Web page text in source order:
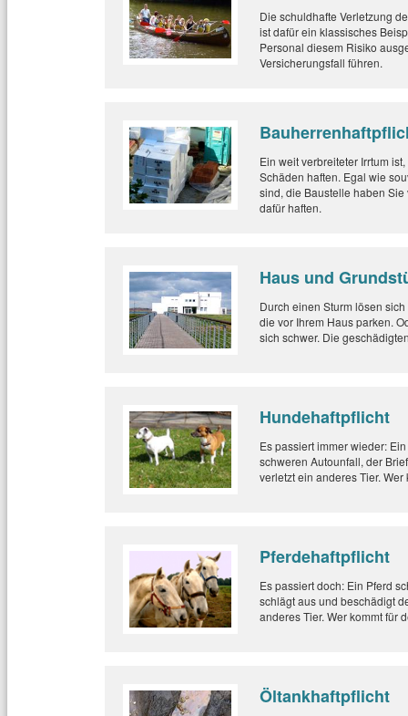
Die schuldhafte Verletzung
ist dafür ein klassisches
Personal diesem Risiko
Versicherungsfall führen.
Ein weit verbreiteter Irrtum
Schäden haften. Egal wie
sind, die Baustelle haben
dafür haften.
Haus und
Durch einen Sturm lösen
die vor Ihrem Haus parken.
sich schwer. Die
Hundehaftpflicht
Es passiert immer wieder:
schweren Autounfall, der
verletzt ein anderes Tier.
Pferdehaftpflicht
Es passiert doch: Ein Pferd
schlägt aus und beschädigt
anderes Tier. Wer kommt für
Öltankhaftpflicht